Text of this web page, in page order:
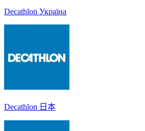
Decathlon Україна
Decathlon 日本